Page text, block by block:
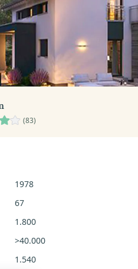
(83)
1978
67
1.800
>40.000
1.540